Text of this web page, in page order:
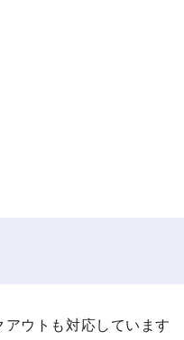
ウトも対応しています